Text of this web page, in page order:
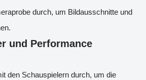
durch, um Bildausschnitte und
und Performance
den Schauspielern durch, um die